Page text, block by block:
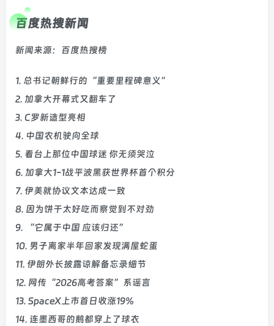
百度热搜新闻
新闻来源：百度热搜榜
1. 总书记朝鲜行的“重要里程碑意义”
2. 加拿大开幕式又翻车了
3. C罗新造型亮相
4. 中国农机驶向全球
5. 看台上那位中国球迷 你无须哭泣
6. 加拿大1-1战平波黑获世界杯首个积分
7. 伊美就协议文本达成一致
8. 因为饼干太好吃而察觉到不对劲
9. “它属于中国 应该归还”
10. 男子离家半年回家发现满屋蛇蛋
11. 伊朗外长披露谅解备忘录细节
12. 网传“2026高考答案”系谣言
13. SpaceX上市首日收涨19%
14. 连墨西哥的鹅都穿上了球衣